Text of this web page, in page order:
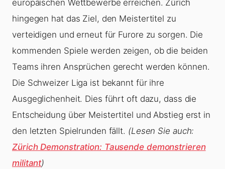
europäischen Wettbewerbe erreichen. Zürich
hingegen hat das Ziel, den Meistertitel zu
verteidigen und erneut für Furore zu sorgen. Die
kommenden Spiele werden zeigen, ob die beiden
Teams ihren Ansprüchen gerecht werden können.
Die Schweizer Liga ist bekannt für ihre
Ausgeglichenheit. Dies führt oft dazu, dass die
Entscheidung über Meistertitel und Abstieg erst in
den letzten Spielrunden fällt. (Lesen Sie auch:
Zürich Demonstration: Tausende demonstrieren
militant)